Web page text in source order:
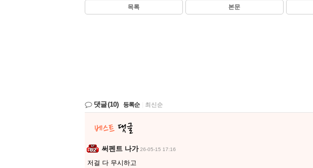
목록 본문
댓글(10) 등록순 최신순
써펜트 나가 26-05-15 17:16
저걸 다 무시하고